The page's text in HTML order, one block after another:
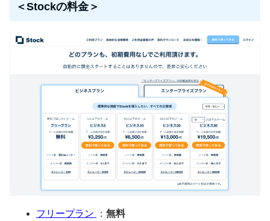
＜Stockの料金＞
フリープラン ： 無料